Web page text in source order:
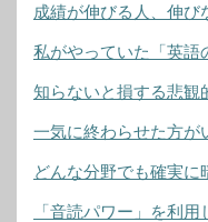
成績が伸びる人、伸び
私がやっていた「英語
知らないと損する悲観
一気に終わらせた方が
どんな分野でも確実に
「音読パワー」を利